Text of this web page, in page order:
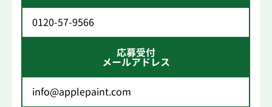
0120-57-9566
応募受付
メールアドレス
info@applepaint.com